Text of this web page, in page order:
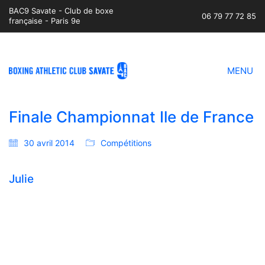
BAC9 Savate - Club de boxe
française - Paris 9e
06 79 77 72 85
MENU
Finale Championnat Ile de France
30 avril 2014 Compétitions
Julie